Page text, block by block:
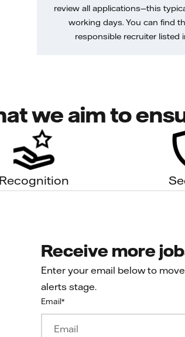
review all applications—this
working days. You can find
responsible recruiter listed
we aim to
Recognition
Receive more
Enter your email below to
alerts stage.
Email*